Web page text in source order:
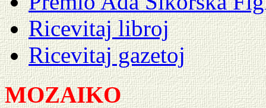
Ricevitaj libroj
Ricevitaj gazetoj
MOZAIKO